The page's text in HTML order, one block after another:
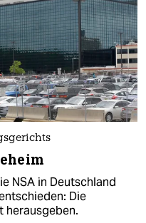
NSA in Deutschland
Die
herausgeben.